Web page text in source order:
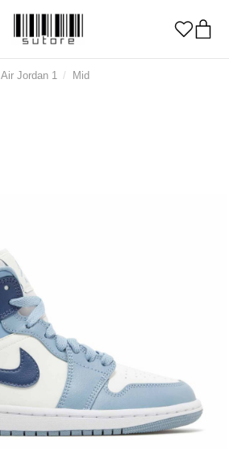
Air Jordan 1 / Mid